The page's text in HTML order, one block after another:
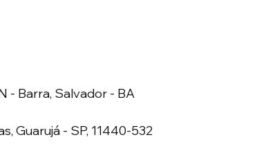
- Barra, Salvador - BA
Guarujá - SP, 11440-532